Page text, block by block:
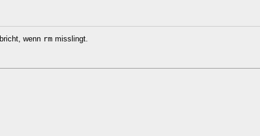
wenn rm misslingt.